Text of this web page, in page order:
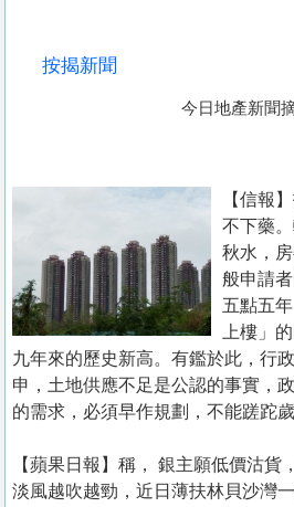
手
冊
關
於
我
們
按揭新聞
今日地產新聞
【信報
不下藥
秋水，
般申請
五點五
上樓」
九年來的歷史新高。有鑑於此，行
申，土地供應不足是公認的事實，
的需求，必須早作規劃，不能蹉跎
【蘋果日報】稱， 銀主願低價沽貨
淡風越吹越勁，近日薄扶林貝沙灣